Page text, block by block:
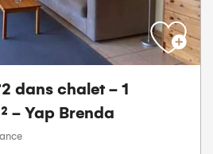
dans chalet - 1
- Yap Brenda